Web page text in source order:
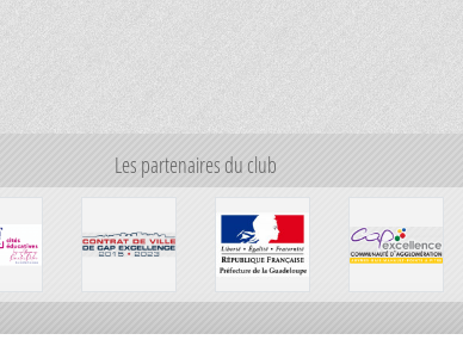
Les partenaires du club